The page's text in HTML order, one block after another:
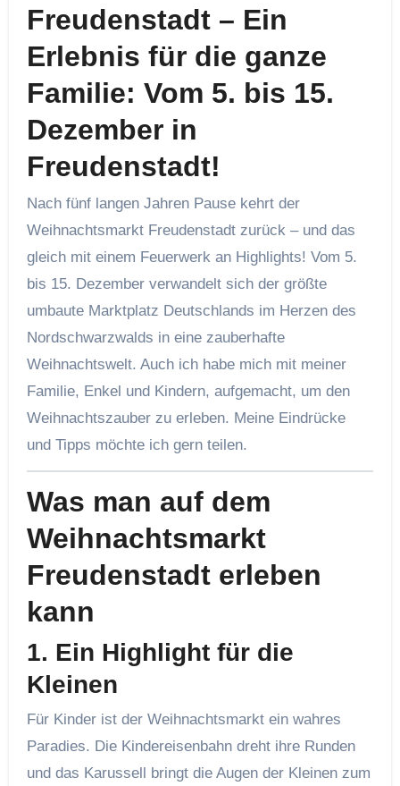
Freudenstadt – Ein
Erlebnis für die ganze
Familie: Vom 5. bis 15.
Dezember in
Freudenstadt!
Nach fünf langen Jahren Pause kehrt der
Weihnachtsmarkt Freudenstadt zurück – und das
gleich mit einem Feuerwerk an Highlights! Vom 5.
bis 15. Dezember verwandelt sich der größte
umbaute Marktplatz Deutschlands im Herzen des
Nordschwarzwalds in eine zauberhafte
Weihnachtswelt. Auch ich habe mich mit meiner
Familie, Enkel und Kindern, aufgemacht, um den
Weihnachtszauber zu erleben. Meine Eindrücke
und Tipps möchte ich gern teilen.
Was man auf dem
Weihnachtsmarkt
Freudenstadt erleben
kann
1. Ein Highlight für die
Kleinen
Für Kinder ist der Weihnachtsmarkt ein wahres
Paradies. Die Kindereisenbahn dreht ihre Runden
und das Karussell bringt die Augen der Kleinen zum